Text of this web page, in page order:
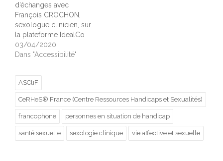
d’échanges avec
François CROCHON,
sexologue clinicien, sur
la plateforme IdealCo
03/04/2020
Dans "Accessibilité"
ASCliF
CeRHeS® France (Centre Ressources Handicaps et Sexualités)
francophone personnes en situation de handicap
santé sexuelle sexologie clinique vie affective et sexuelle